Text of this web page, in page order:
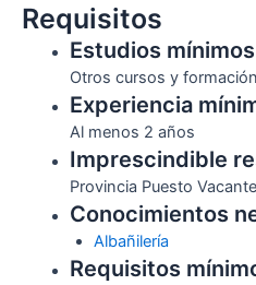
Requisitos
Estudios mínimos
Otros cursos y
Experiencia
Al menos 2 años
Imprescindible
Provincia Puesto Vacante
Conocimientos
Albañilería
Requisitos